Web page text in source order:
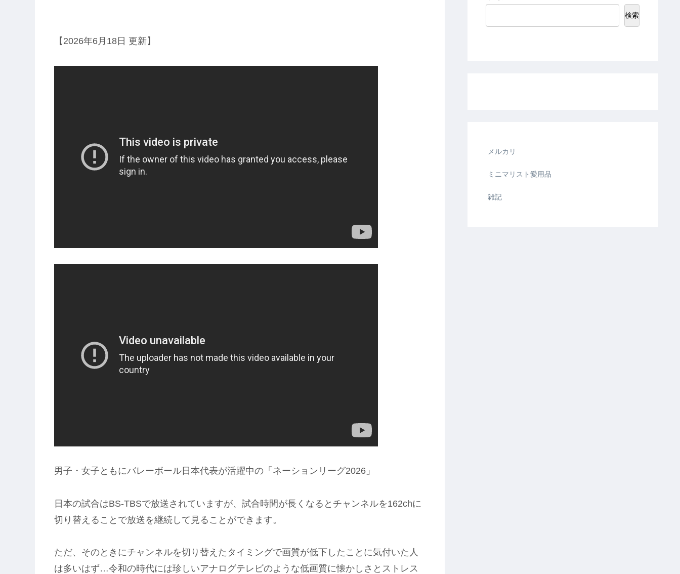
【2026年6月18日 更新】
男子・女子ともにバレーボール日本代表が活躍中の「ネーションリーグ2026」
日本の試合はBS-TBSで放送されていますが、試合時間が長くなるとチャンネルを162chに
切り替えることで放送を継続して見ることができます。
ただ、そのときにチャンネルを切り替えたタイミングで画質が低下したことに気付いた人
は多いはず…令和の時代には珍しいアナログテレビのような低画質に懐かしさとストレス
検索
メルカリ
ミニマリスト愛用品
雑記